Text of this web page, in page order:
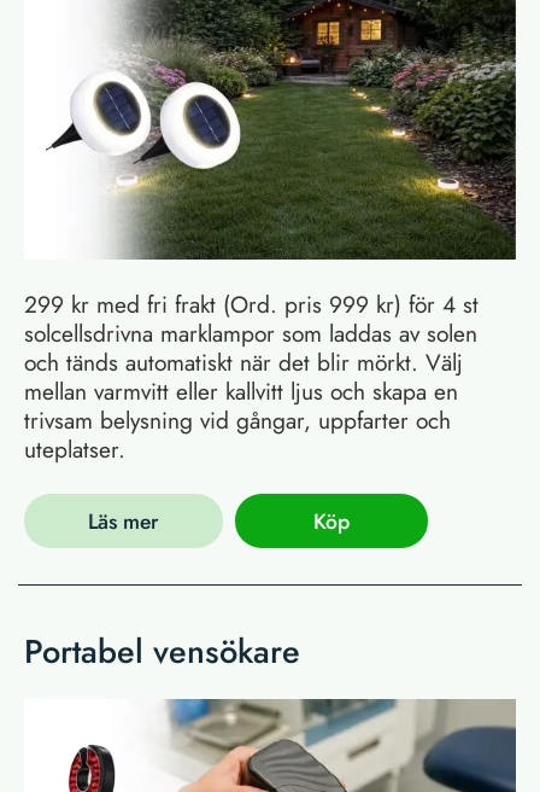
299 kr med fri frakt (Ord. pris 999 kr) för 4 st
solcellsdrivna marklampor som laddas av solen
och tänds automatiskt när det blir mörkt. Välj
mellan varmvitt eller kallvitt ljus och skapa en
trivsam belysning vid gångar, uppfarter och
uteplatser.
Läs mer Köp
Portabel vensökare